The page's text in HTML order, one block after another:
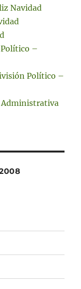
Navidad
–
Político –